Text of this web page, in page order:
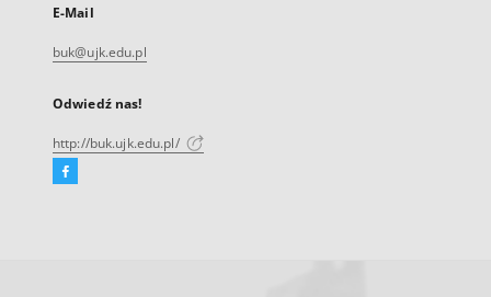
E-Mail
buk@ujk.edu.pl
Odwiedź nas!
http://buk.ujk.edu.pl/
Facebook